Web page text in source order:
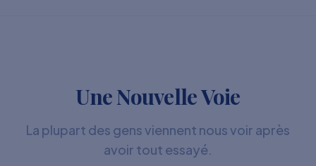
Une Nouvelle Voie
La plupart des gens viennent nous voir après
avoir tout essayé.